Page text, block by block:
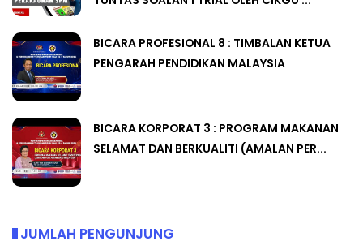
BICARA PROFESIONAL 8 : TIMBALAN KETUA
PENGARAH PENDIDIKAN MALAYSIA
BICARA KORPORAT 3 : PROGRAM MAKANAN
SELAMAT DAN BERKUALITI (AMALAN PER...
JUMLAH PENGUNJUNG